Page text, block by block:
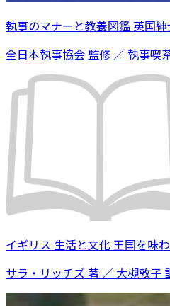
執事のマナーと教養図鑑 英国
全日本執事協会 監修 ／ 執事
イギリス 生活と文化 王国を味
サラ・リッチズ 著 ／ 大槻敦子